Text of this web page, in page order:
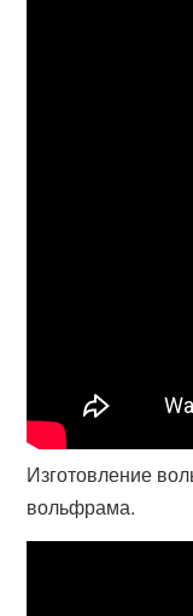
Изготовление
вольфрама.